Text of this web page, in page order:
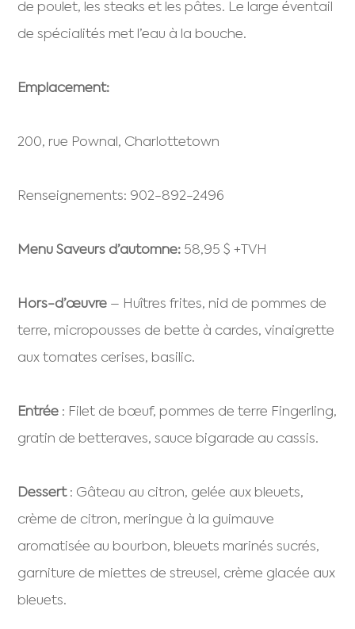
de poulet, les steaks et les pâtes. Le large éventail
de spécialités met l’eau à la bouche.
Emplacement:
200, rue Pownal, Charlottetown
Renseignements: 902-892-2496
Menu Saveurs d’automne: 58,95 $ +TVH
Hors-d’œuvre – Huîtres frites, nid de pommes de
terre, micropousses de bette à cardes, vinaigrette
aux tomates cerises, basilic.
Entrée : Filet de bœuf, pommes de terre Fingerling,
gratin de betteraves, sauce bigarade au cassis.
Dessert: Gâteau au citron, gelée aux bleuets,
crème de citron, meringue à la guimauve
aromatisée au bourbon, bleuets marinés sucrés,
garniture de miettes de streusel, crème glacée aux
bleuets.